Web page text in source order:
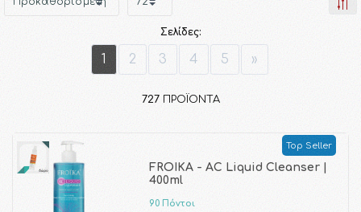
Σελίδες:
1 2 3 4 5 »
727ΠΡΟΪΌΝΤΑ
Top Seller
FROIKA - AC Liquid Cleanser |
400ml
90 Πόντοι